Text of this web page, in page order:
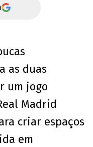
as duas
um jogo
Madrid
criar espaços
em